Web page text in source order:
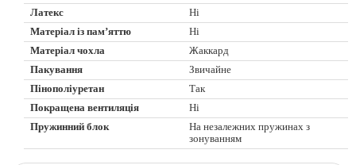
Латекс
Ні
Матеріал із пам’яттю
Ні
Матеріал чохла
Жаккард
Пакування
Звичайне
Пінополіуретан
Так
Покращена вентиляція
Ні
Пружинний блок
На незалежних пружинах з
зонуванням